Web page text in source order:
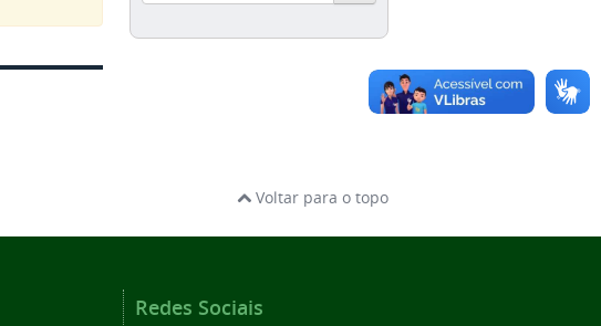
Voltar para o topo
Redes Sociais